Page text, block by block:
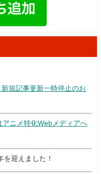
規記事更新一時停止のお
ニメ特化Webメディアへ
迎えました！